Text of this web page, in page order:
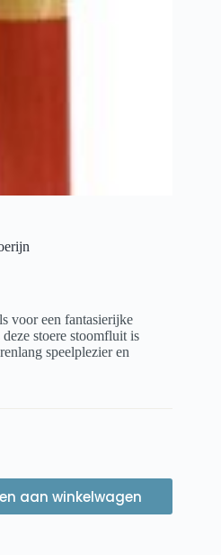
voor een fantasierijke
stoere stoomfluit is
speelplezier en
aan winkelwagen